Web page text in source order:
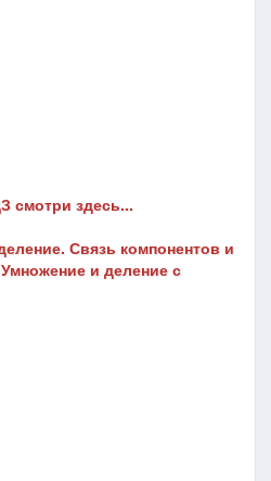
смотри здесь...
Связь компонентов и
и деление с